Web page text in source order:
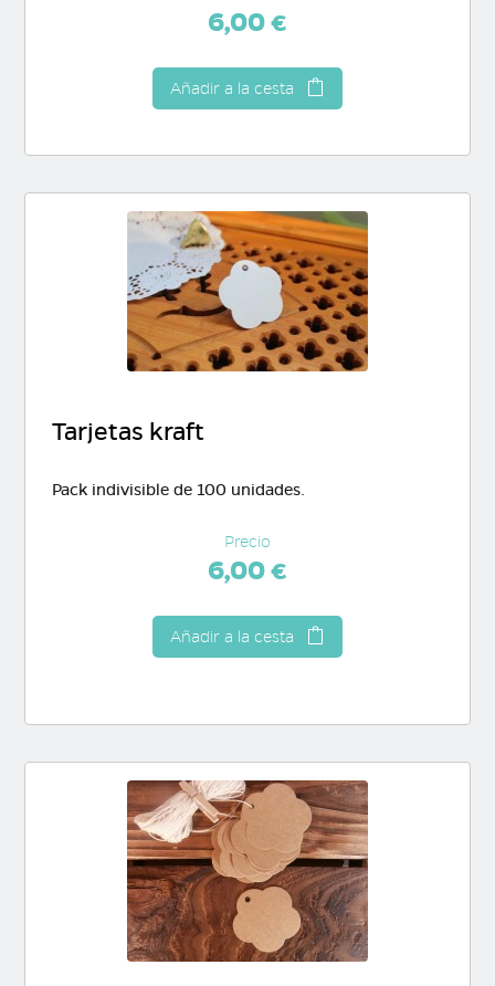
6,00 €
Añadir a la cesta
Tarjetas kraft
Pack indivisible de 100 unidades.
Precio
6,00 €
Añadir a la cesta